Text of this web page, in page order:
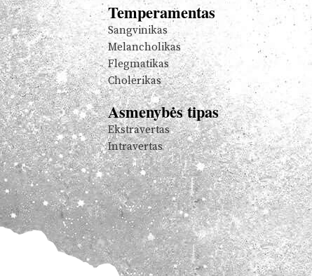
Temperamentas
Sangvinikas
Melancholikas
Flegmatikas
Cholerikas
Asmenybės tipas
Ekstravertas
Intravertas